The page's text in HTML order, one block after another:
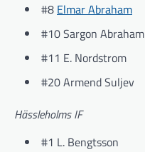
#8 Elmar Abraham
#10 Sargon Abraham
#11 E. Nordstrom
#20 Armend Suljev
Hässleholms IF
#1 L. Bengtsson